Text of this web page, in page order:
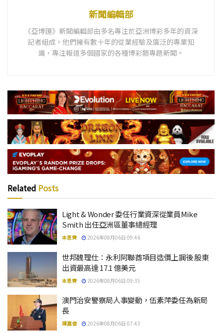
新聞編輯部
《亞博匯》新聞編輯部由多名專注於亞洲博彩多年的資深
記者組成。他們擁有數十年的從業經驗及廣泛的專業知
識，專注報道多個國家的各種博彩類專題新聞。
Related Posts
Light & Wonder 委任行業資深從業員Mike
Smith 出任亞洲區董事總經理
本思齊 2026年08月06日 09:46
世邦魏理仕：永利阿聯酋項目造價上調後 股東
出資最高達 17.1 億美元
本思齊 2026年08月06日 09:35
澳門治安警察局人事變動，伍素萍委任為新局
長
陳嘉俊 2026年08月06日 07:43